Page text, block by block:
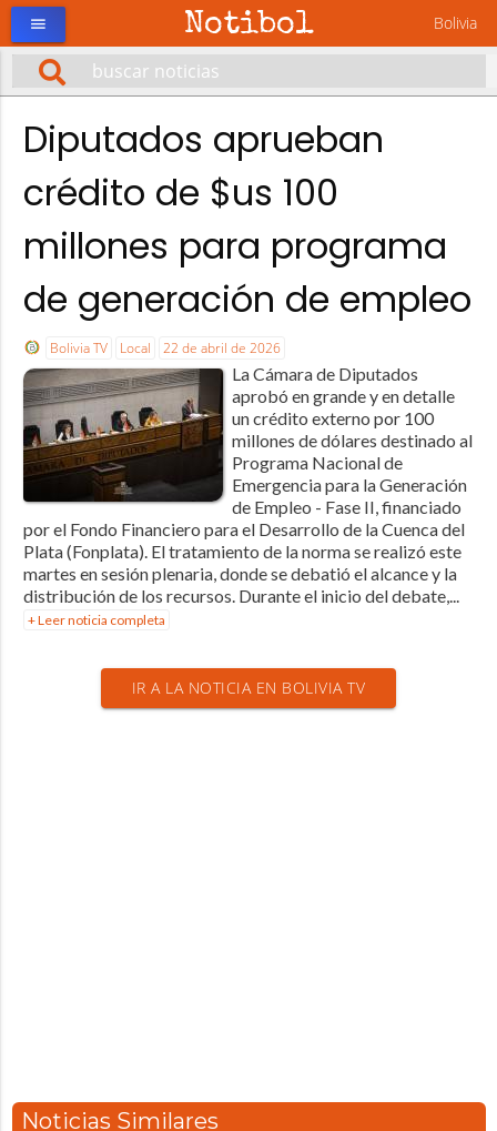
Notibol Bolivia
menu
Diputados aprueban
crédito de $us 100
millones para programa
de generación de empleo
Bolivia TV Local 22 de abril de 2026
La Cámara de Diputados
aprobó en grande y en detalle
un crédito externo por 100
millones de dólares destinado al
Programa Nacional de
Emergencia para la Generación
de Empleo - Fase II, financiado
por el Fondo Financiero para el Desarrollo de la Cuenca del
Plata (Fonplata). El tratamiento de la norma se realizó este
martes en sesión plenaria, donde se debatió el alcance y la
distribución de los recursos. Durante el inicio del debate,...
+ Leer noticia completa
IR A LA NOTICIA EN BOLIVIA TV
Noticias Similares